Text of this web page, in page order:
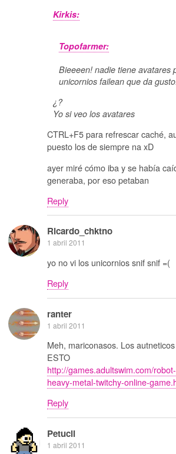
Kirkis:
Topofarmer:
Bieeeen! nadie tiene avatares
unicornios failean que da
¿?
Yo si veo los avatares
CTRL+F5 para refrescar caché,
puesto los de siempre na xD
ayer miré cómo iba y se había
generaba, por eso petaban
Reply
Ricardo_chktno
1 abril 2011
yo no vi los unicornios snif snif =(
Reply
ranter
1 abril 2011
Meh, mariconasos. Los
ESTO
http://games.adultswim.com/
heavy-metal-twitchy-online-
Reply
Petucli
1 abril 2011